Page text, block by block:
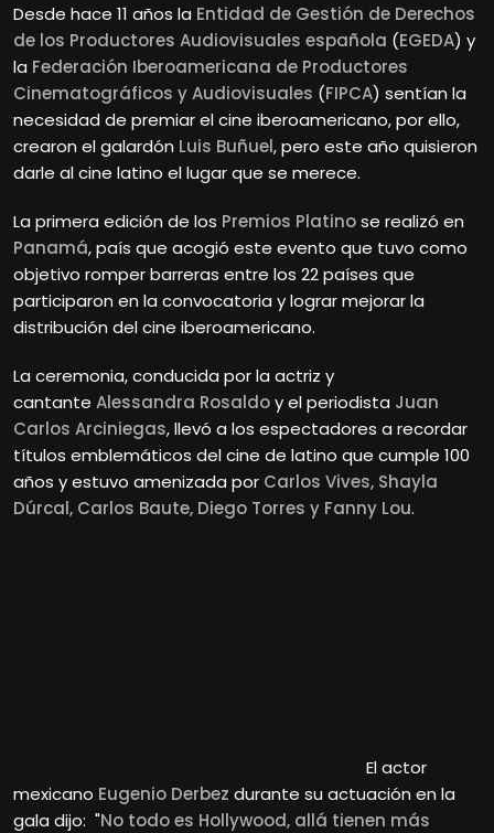
Desde hace 11 años la Entidad de Gestión de Derechos
de los Productores Audiovisuales española (EGEDA) y
la Federación Iberoamericana de Productores
Cinematográficos y Audiovisuales (FIPCA) sentían la
necesidad de premiar el cine iberoamericano, por ello,
crearon el galardón Luis Buñuel, pero este año quisieron
darle al cine latino el lugar que se merece.
La primera edición de los Premios Platinose realizó en
Panamá, país que acogió este evento que tuvo como
objetivo romper barreras entre los 22 países que
participaron en la convocatoria y lograr mejorar la
distribución del cine iberoamericano.
La ceremonia, conducida por la actriz y
cantante Alessandra Rosaldoy el periodista Juan
Carlos Arciniegas, llevó a los espectadores a recordar
títulos emblemáticos del cine de latino que cumple 100
años y estuvo amenizada por Carlos Vives, Shayla
Dúrcal, Carlos Baute, Diego Torres y Fanny Lou.
El actor
mexicano Eugenio Derbez durante su actuación en la
gala dijo: "No todo es Hollywood, allá tienen más